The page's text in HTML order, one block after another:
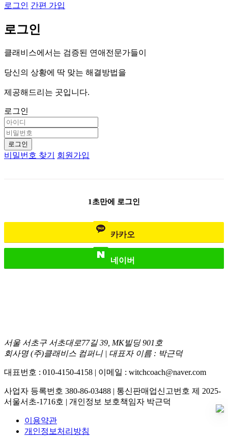
로그인 간편 가입
로그인
클래 비 스에 서 는 검증된 연 애 전 문가들이
당신의 상황에 딱 맞는 해 결방법을
제 공해 드리 는 곳입니 다.
로그인
로그인
비밀번호 찾기 회원가입
1초만에 로그인
카카오
네이버
서울 서초구 서초대로77길 39, MK빌딩 901호
회사명 (주)클래비스 컴퍼니 | 대표자 이름 : 박근덕
대표번호 : 010-4150-4158 | 이메일 : witchcoach@naver.com
사업자 등록번호 380-86-03488 | 통신판매업신고번호 제 2025-
서울서초-1716호 | 개인정보 보호책임자 박근덕
이용약관
개인정보처리방침